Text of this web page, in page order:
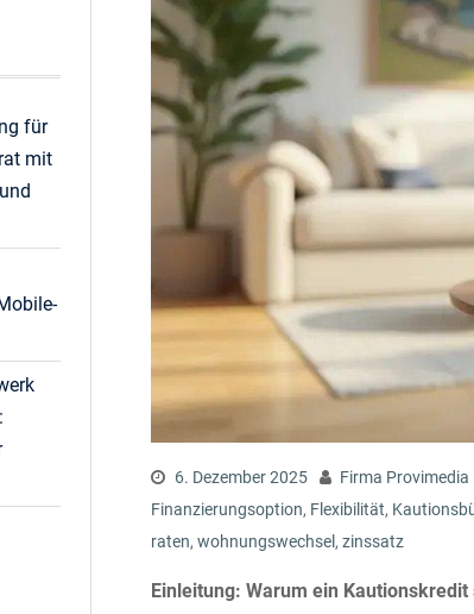
6. Dezember 2025 Firma Provimedia
Finanzierungsoption, Flexibilität,
raten, wohnungswechsel , zinssatz
Einleitung: Warum ein
für
mit